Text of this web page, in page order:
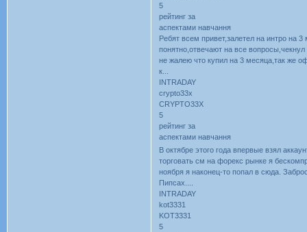
5
рейтинг за
аспектами навчання
Ребят всем привет,залетел на интро на
понятно,отвечают на все
не жалею что купил на 3 месяца,так же
к...
INTRADAY
crypto33x
CRYPTO33X
5
рейтинг за
аспектами навчання
В октябре этого года впервые взял
торговать см на форекс рынке я
ноября я наконец-то попал в сюда.
Пипсах....
INTRADAY
kot3331
KOT3331
5